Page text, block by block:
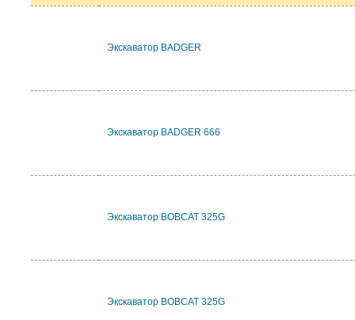
Экскаватор BADGER
Экскаватор BADGER 666
Экскаватор BOBCAT 325G
Экскаватор BOBCAT 325G